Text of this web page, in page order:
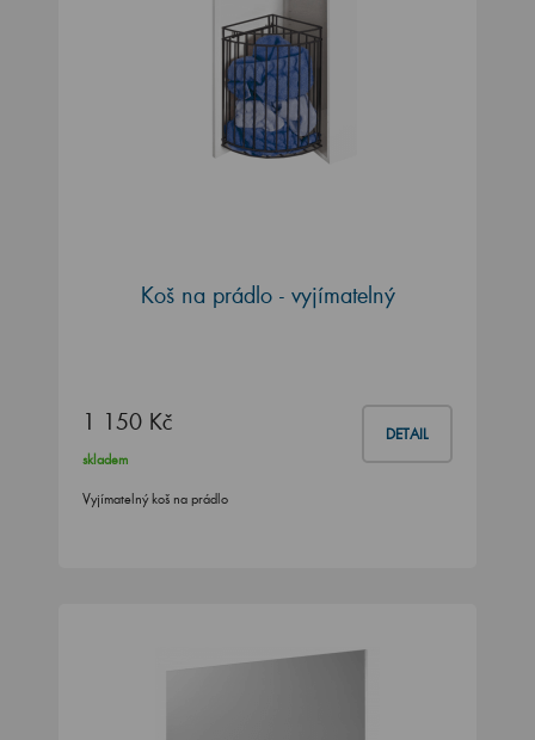
Koš na prádlo - vyjímatelný
1 150 Kč DETAIL
skladem
Vyjímatelný koš na prádlo